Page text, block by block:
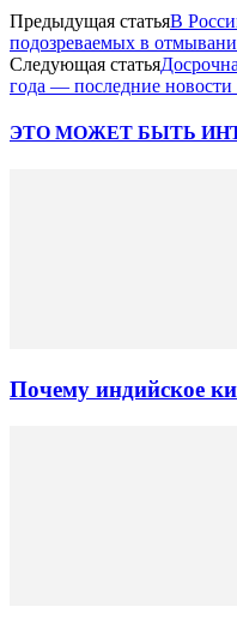
Предыдущая статьяВ
подозреваемых в
Следующая статья
года — последние
ЭТО МОЖЕТ БЫТЬ
Почему индийское